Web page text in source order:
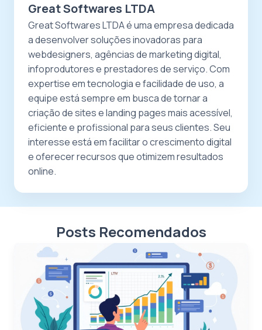
Great Softwares LTDA
Great Softwares LTDA é uma empresa dedicada
a desenvolver soluções inovadoras para
webdesigners, agências de marketing digital,
infoprodutores e prestadores de serviço. Com
expertise em tecnologia e facilidade de uso, a
equipe está sempre em busca de tornar a
criação de sites e landing pages mais acessível,
eficiente e profissional para seus clientes. Seu
interesse está em facilitar o crescimento digital
e oferecer recursos que otimizem resultados
online.
Posts Recomendados